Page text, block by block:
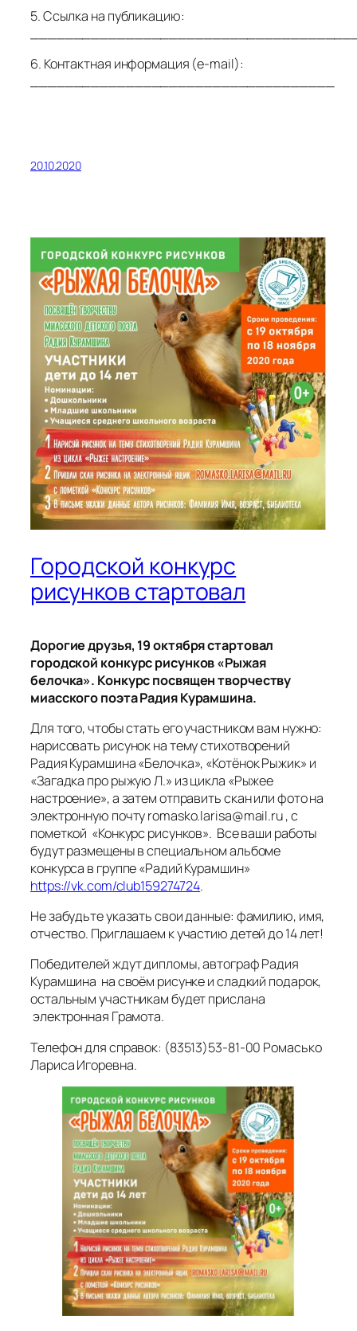
5. Ссылка на публикацию:
6. Контактная информация (e-mail):
20.10.2020
Городской конкурс
рисунков стартовал
Дорогие друзья, 19 октября стартовал
городской конкурс рисунков «Рыжая
белочка». Конкурс посвящен творчеству
миасского поэта Радия Курамшина.
Для того, чтобы стать его участником вам нужно:
нарисовать рисунок на тему стихотворений
Радия Курамшина «Белочка», «Котёнок Рыжик» и
«Загадка про рыжую Л.» из цикла «Рыжее
настроение», а затем отправить скан или фото на
электронную почту romasko.larisa@mail.ru , с
пометкой «Конкурс рисунков». Все ваши работы
будут размещены в специальном альбоме
конкурса в группе «Радий Курамшин»
https://vk.com/club159274724.
Не забудьте указать свои данные: фамилию, имя,
отчество. Приглашаем к участию детей до 14 лет!
Победителей ждут дипломы, автограф Радия
Курамшина на своём рисунке и сладкий подарок,
остальным участникам будет прислана
электронная Грамота.
Телефон для справок: (83513)53-81-00 Ромасько
Лариса Игоревна.